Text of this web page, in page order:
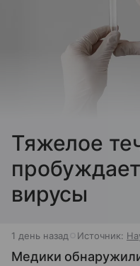
Тяжелое
вирусы
1 день назад Источник:
Медики